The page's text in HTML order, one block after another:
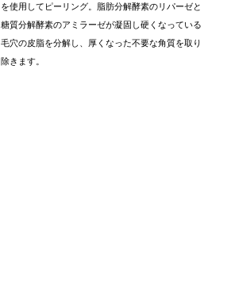
を使用してピーリング。脂肪分解酵素のリパーゼと
糖質分解酵素のアミラーゼが凝固し硬くなっている
毛穴の皮脂を分解し、厚くなった不要な角質を取り
除きます。